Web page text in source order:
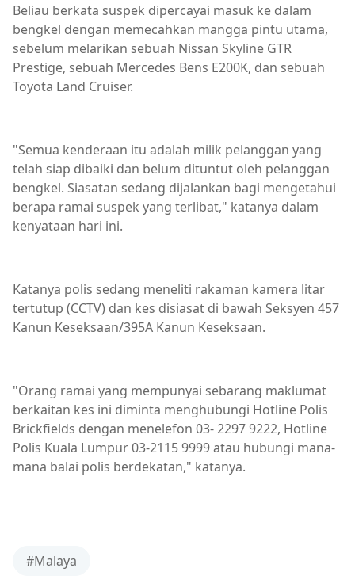
Beliau berkata suspek dipercayai masuk ke dalam
bengkel dengan memecahkan mangga pintu utama,
sebelum melarikan sebuah Nissan Skyline GTR
Prestige, sebuah Mercedes Bens E200K, dan sebuah
Toyota Land Cruiser.
"Semua kenderaan itu adalah milik pelanggan yang
telah siap dibaiki dan belum dituntut oleh pelanggan
bengkel. Siasatan sedang dijalankan bagi mengetahui
berapa ramai suspek yang terlibat," katanya dalam
kenyataan hari ini.
Katanya polis sedang meneliti rakaman kamera litar
tertutup (CCTV) dan kes disiasat di bawah Seksyen 457
Kanun Keseksaan/395A Kanun Keseksaan.
"Orang ramai yang mempunyai sebarang maklumat
berkaitan kes ini diminta menghubungi Hotline Polis
Brickfields dengan menelefon 03- 2297 9222, Hotline
Polis Kuala Lumpur 03-2115 9999 atau hubungi mana-
mana balai polis berdekatan," katanya.
#Malaya